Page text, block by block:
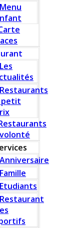
Menu
Les
Restaurants
petit
Anniversaire
Famille
Etudiants
Restaurant